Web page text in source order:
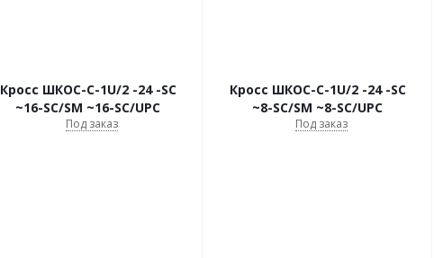
Кросс ШКОС-С-1U/2 -24 -SC
~16-SC/SM ~16-SC/UPC
Под заказ
Кросс ШКОС-С-1U/2 -24 -SC
~8-SC/SM ~8-SC/UPC
Под заказ